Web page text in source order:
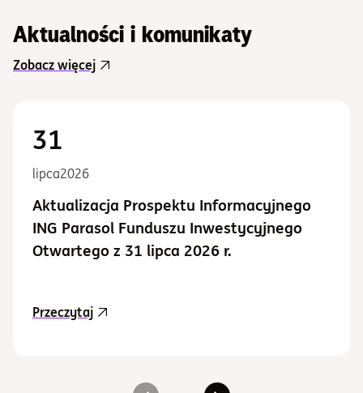
Aktualności i komunikaty
Zobacz więcej
31
lipca2026
Aktualizacja Prospektu Informacyjnego
ING Parasol Funduszu Inwestycyjnego
Otwartego z 31 lipca 2026 r.
Przeczytajaktualność Aktualizacja Prospektu